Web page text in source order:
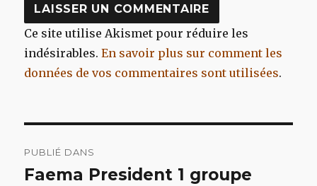
Ce site utilise Akismet pour réduire les
indésirables.En savoir plus sur comment les
données de vos commentaires sont utilisées.
de
PUBLIÉ DANS
Faema President 1 groupe